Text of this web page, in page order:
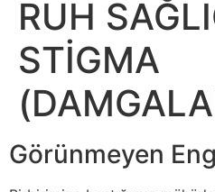
RUH
STİGMA
Görünmeyen